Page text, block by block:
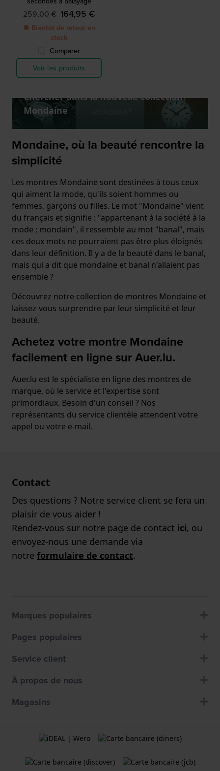
259,00 € 164,95 €
● Bientôt de retour en
stock
Comparer
Voir les produits
Chercher dans la nouvelle collection
Mondaine
Mondaine, où la beauté rencontre la
simplicité
Les montres Mondaine sont destinées à tous ceux
qui aiment la mode, qu'ils soient hommes ou
femmes, garçons ou filles. Le mot "Mondaine" vient
du français et signifie : "appartenant à la société à la
mode ; mondain", il ressemble au mot "banal", mais
ces deux mots ne pourraient pas être plus éloignés
dans leur définition. Il y a de la beauté dans le banal,
mais qui a dit que mondaine et banal n'allaient pas
ensemble ?
Découvrez notre collection de montres Mondaine et
laissez-vous surprendre par leur simplicité et leur
beauté.
Achetez votre montre Mondaine
facilement en ligne sur Auer.lu.
Auer.lu est le spécialiste en ligne des montres de
marque, où le service et l'expertise sont
primordiaux. Besoin d'un conseil ? Nos
représentants du service clientèle attendent votre
appel ou votre e-mail.
Contact
Des questions ? Notre service client se fera un
plaisir de vous aider !
Rendez-vous sur notre page de contact ici, ou
envoyez-nous une demande via
notre formulaire de contact.
Marques populaires
Pages populaires
Service client
À propos de nous
Magasins